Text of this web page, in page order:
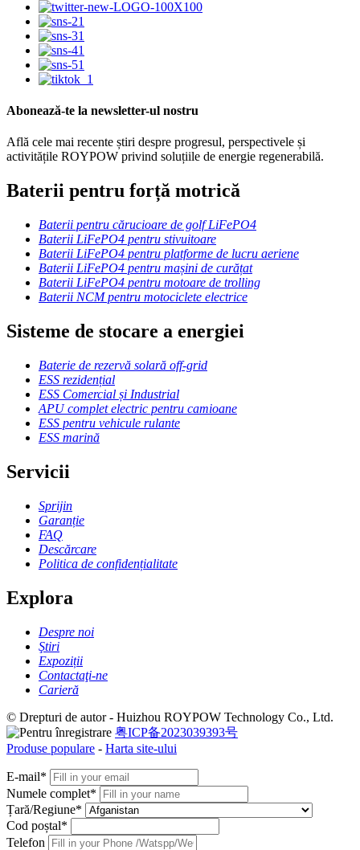
Abonează-te la newsletter-ul nostru
Află cele mai recente știri despre progresul, perspectivele și
activitățile ROYPOW privind soluțiile de energie regenerabilă.
Baterii pentru forță motrică
Baterii pentru cărucioare de golf LiFePO4
Baterii LiFePO4 pentru stivuitoare
Baterii LiFePO4 pentru platforme de lucru aeriene
Baterii LiFePO4 pentru mașini de curățat
Baterii LiFePO4 pentru motoare de trolling
Baterii NCM pentru motociclete electrice
Sisteme de stocare a energiei
Baterie de rezervă solară off-grid
ESS rezidențial
ESS Comercial și Industrial
APU complet electric pentru camioane
ESS pentru vehicule rulante
ESS marină
Servicii
Sprijin
Garanție
FAQ
Descărcare
Politica de confidențialitate
Explora
Despre noi
Ştiri
Expoziții
Contactaţi-ne
Carieră
© Drepturi de autor - Huizhou ROYPOW Technology Co., Ltd.
粤ICP备2023039393号
Produse populare - Harta site-ului
E-mail*
Numele complet*
Țară/Regiune*
Cod poștal*
Telefon